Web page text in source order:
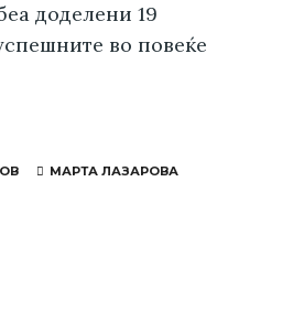
доделени 19
во повеќе
МАРТА ЛАЗАРОВА